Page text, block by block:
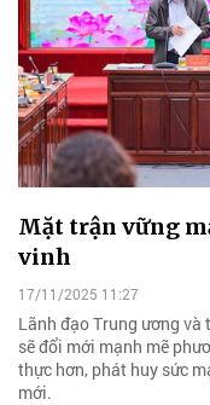
Mặt trận vững
vinh
17/11/2025 11:27
Lãnh đạo Trung ương
sẽ đổi mới mạnh mẽ
thực hơn, phát huy sức
mới.